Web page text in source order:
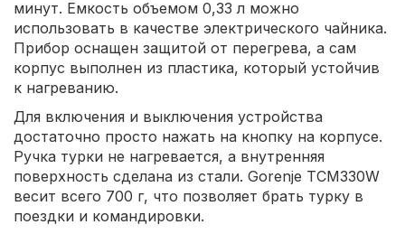
минут. Емкость объемом 0,33 л можно
использовать в качестве электрического чайника.
Прибор оснащен защитой от перегрева, а сам
корпус выполнен из пластика, который устойчив
к нагреванию.
Для включения и выключения устройства
достаточно просто нажать на кнопку на корпусе.
Ручка турки не нагревается, а внутренняя
поверхность сделана из стали. Gorenje TCM330W
весит всего 700 г, что позволяет брать турку в
поездки и командировки.